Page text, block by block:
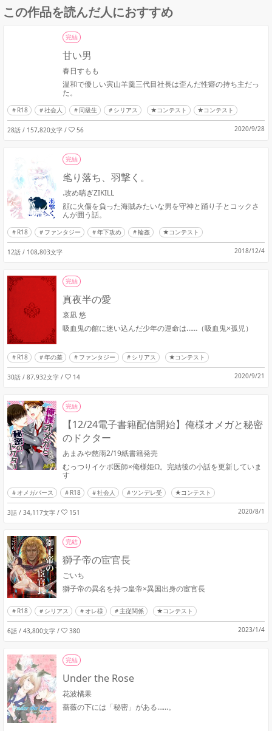
この作品を読んだ人におすすめ
完結
甘い男
春日すもも
温和で優しい寅山羊羹三代目社長は歪んだ性癖の持ち主だっ
た。
R18 社会人 同級生 シリアス ★コンテスト ★コンテスト
28話 / 157,820文字 / 56 2020/9/28
完結
毟り落ち、羽撃く。
.攻め喘ぎZIKILL
顔に火傷を負った海賊みたいな男を守神と踊り子とコックさ
んが囲う話。
R18 ファンタジー 年下攻め 輪姦 ★コンテスト
12話 / 108,803文字 2018/12/4
完結
真夜半の愛
哀凪 悠
吸血鬼の館に迷い込んだ少年の運命は……（吸血鬼×孤児）
R18 年の差 ファンタジー シリアス ★コンテスト
30話 / 87,932文字 / 14 2020/9/21
完結
【12/24電子書籍配信開始】俺様オメガと秘密
のドクター
あまみや慈雨2/19紙書籍発売
むっつりイケボ医師×俺様姫Ω。完結後の小話を更新していま
す
オメガバース R18 社会人 ツンデレ受 ★コンテスト
3話 / 34,117文字 / 151 2020/8/1
完結
獅子帝の宦官長
ごいち
獅子帝の異名を持つ皇帝×異国出身の宦官長
R18 シリアス オレ様 主従関係 ★コンテスト
6話 / 43,800文字 / 380 2023/1/4
完結
Under the Rose
花波橘果
薔薇の下には「秘密」がある……。